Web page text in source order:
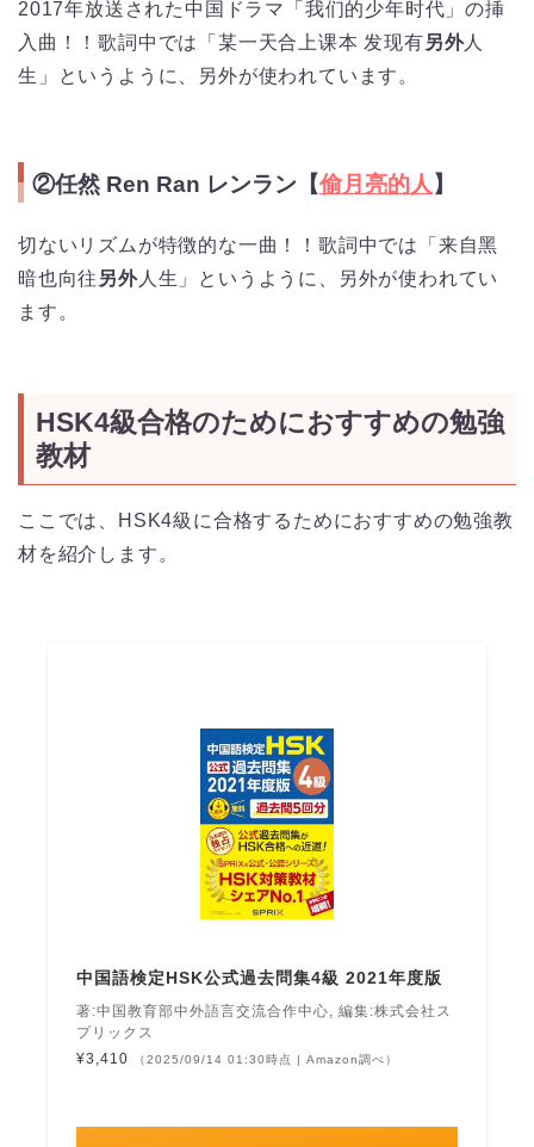
2017年放送された中国ドラマ「我们的少年时代」の挿
入曲！！歌詞中では「某一天合上课本 发现有另外人
生」というように、另外が使われています。
②任然 Ren Ran レンラン【偷月亮的人 】
切ないリズムが特徴的な一曲！！歌詞中では「来自黑
暗也向往 另外人生」というように、另外が使われてい
ます。
HSK4級合格のためにおすすめの勉強
教材
ここでは、HSK4級に合格するためにおすすめの勉強教
材を紹介します。
中国語検定HSK公式過去問集4級 2021年度版
著:中国教育部中外語言交流合作中心, 編集:株式会社ス
プリックス
¥3,410
（2025/09/14 01:30時点 | Amazon調べ）